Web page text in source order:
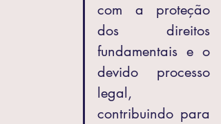
com a proteção
dos direitos
fundamentais e o
devido processo
legal,
contribuindo para